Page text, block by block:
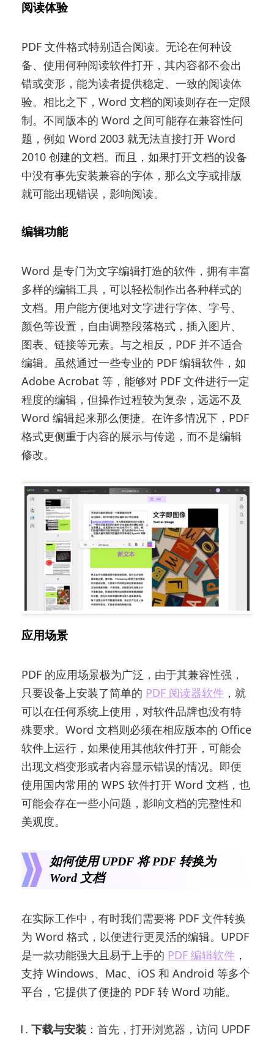
阅读体验
PDF 文件格式特别适合阅读。无论在何种设
备、使用何种阅读软件打开，其内容都不会出
错或变形，能为读者提供稳定、一致的阅读体
验。相比之下，Word 文档的阅读则存在一定限
制。不同版本的 Word 之间可能存在兼容性问
题，例如 Word 2003 就无法直接打开 Word
2010 创建的文档。而且，如果打开文档的设备
中没有事先安装兼容的字体，那么文字或排版
就可能出现错误，影响阅读。
编辑功能
Word 是专门为文字编辑打造的软件，拥有丰富
多样的编辑工具，可以轻松制作出各种样式的
文档。用户能方便地对文字进行字体、字号、
颜色等设置，自由调整段落格式，插入图片、
图表、链接等元素。与之相反，PDF 并不适合
编辑。虽然通过一些专业的 PDF 编辑软件，如
Adobe Acrobat 等，能够对 PDF 文件进行一定
程度的编辑，但操作过程较为复杂，远远不及
Word 编辑起来那么便捷。在许多情况下，PDF
格式更侧重于内容的展示与传递，而不是编辑
修改。
应用场景
PDF 的应用场景极为广泛，由于其兼容性强，
只要设备上安装了简单的 PDF 阅读器软件 ，就
可以在任何系统上使用，对软件品牌也没有特
殊要求。Word 文档则必须在相应版本的 Office
软件上运行，如果使用其他软件打开，可能会
出现文档变形或者内容显示错误的情况。即便
使用国内常用的 WPS 软件打开 Word 文档，也
可能会存在一些小问题，影响文档的完整性和
美观度。
如何使用 UPDF 将 PDF 转换为
Word 文档
在实际工作中，有时我们需要将 PDF 文件转换
为 Word 格式，以便进行更灵活的编辑。UPDF
是一款功能强大且易于上手的 PDF 编辑软件 ，
支持 Windows、Mac、iOS 和 Android 等多个
平台，它提供了便捷的 PDF 转 Word 功能。
下载与安装 ：首先，打开浏览器，访问 UPDF